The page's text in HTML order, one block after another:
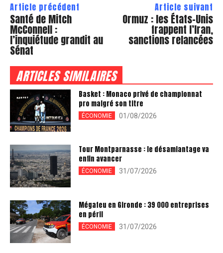
Article précédent
Santé de Mitch
McConnell :
l’inquiétude grandit au
Sénat
Article suivant
Ormuz : les États-Unis
frappent l’Iran,
sanctions relancées
ARTICLES SIMILAIRES
Basket : Monaco privé de championnat
pro malgré son titre
ÉCONOMIE 01/08/2026
Tour Montparnasse : le désamiantage va
enfin avancer
ÉCONOMIE 31/07/2026
Mégafeu en Gironde : 39 000 entreprises
en péril
ÉCONOMIE 31/07/2026